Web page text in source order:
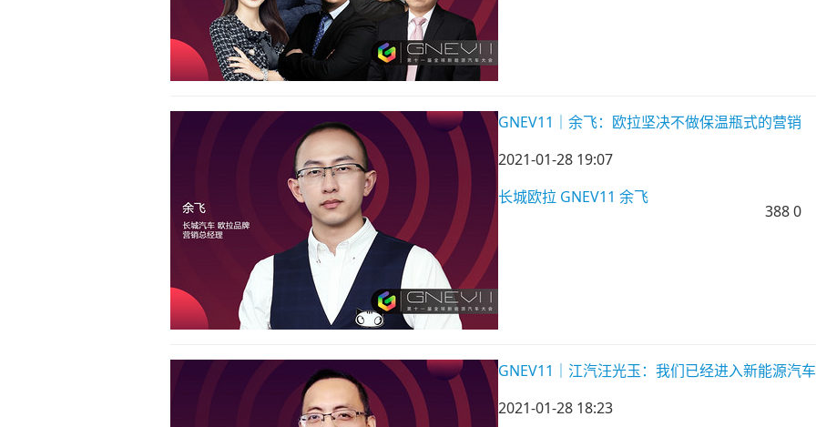
GNEV11｜余飞：欧拉坚决不做保温瓶式的营销
2021-01-28 19:07
长城欧拉 GNEV11 余飞
3880
GNEV11｜江汽汪光玉：我们已经进入新能源汽
2021-01-28 18:23